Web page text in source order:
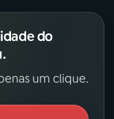
do
um clique.